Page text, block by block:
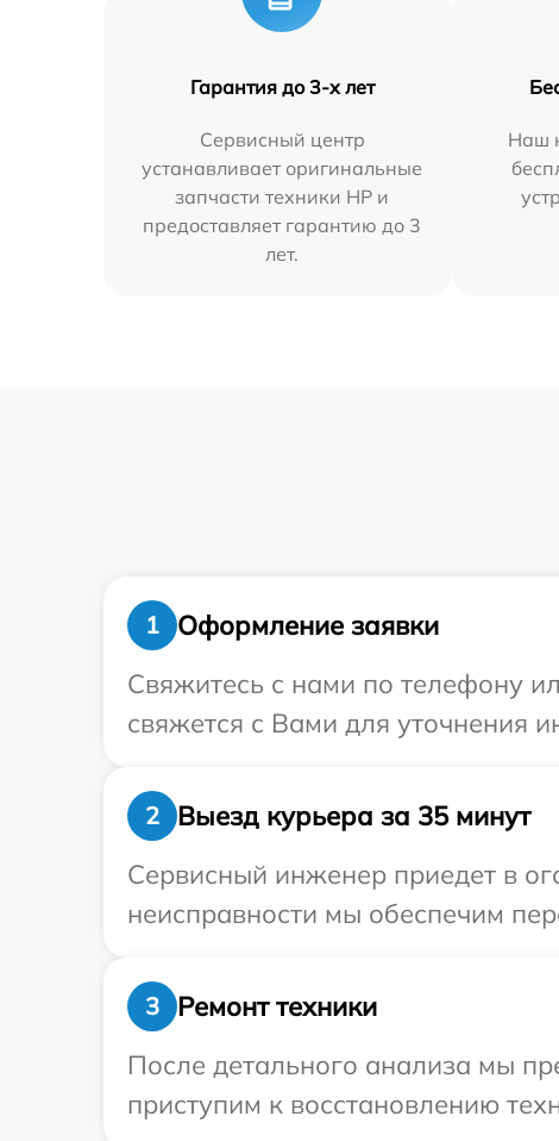
Гарантия до 3-х лет
Сервисный центр
устанавливает оригинальные
запчасти техники HP и
предоставляет гарантию до 3
лет.
Наш
1
Оформление заявки
Свяжитесь с нами по телефону
свяжется с Вами для уточнения
2
Выезд курьера за 35 минут
Сервисный инженер приедет в
неисправности мы обеспечим
3
Ремонт техники
После детального анализа мы
приступим к восстановлению